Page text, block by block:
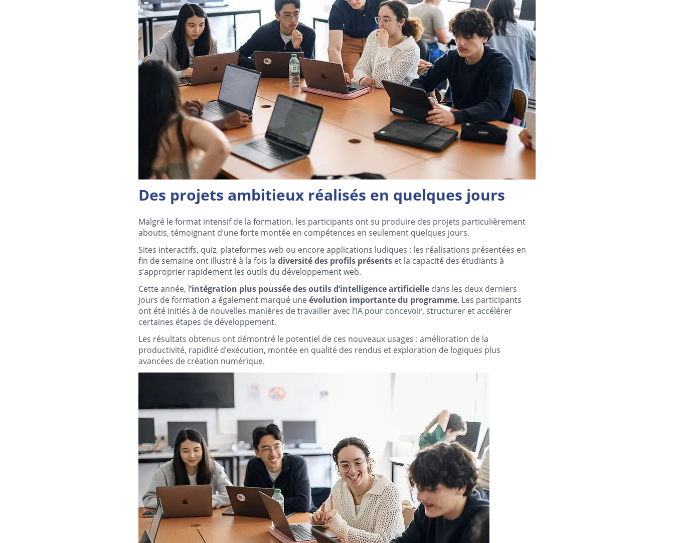
Des projets ambitieux réalisés en quelques jours
Malgré le format intensif de la formation, les participants ont su produire des projets particulièrement
aboutis, témoignant d’une forte montée en compétences en seulement quelques jours.
Sites interactifs, quiz, plateformes web ou encore applications ludiques : les réalisations présentées en
fin de semaine ont illustré à la fois la diversité des profils présents et la capacité des étudiants à
s’approprier rapidement les outils du développement web.
Cette année, l’intégration plus poussée des outils d’intelligence artificielle dans les deux derniers
jours de formation a également marqué uneévolution importante du programme. Les participants
ont été initiés à de nouvelles manières de travailler avec l’IA pour concevoir, structurer et accélérer
certaines étapes de développement.
Les résultats obtenus ont démontré le potentiel de ces nouveaux usages : amélioration de la
productivité, rapidité d’exécution, montée en qualité des rendus et exploration de logiques plus
avancées de création numérique.